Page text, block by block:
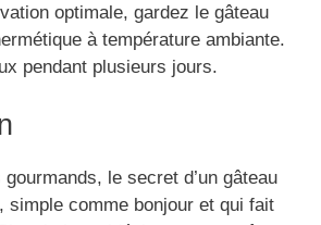
optimale, gardez le gâteau
à température ambiante.
pendant plusieurs jours.
le secret d’un gâteau
simple comme bonjour et qui fait